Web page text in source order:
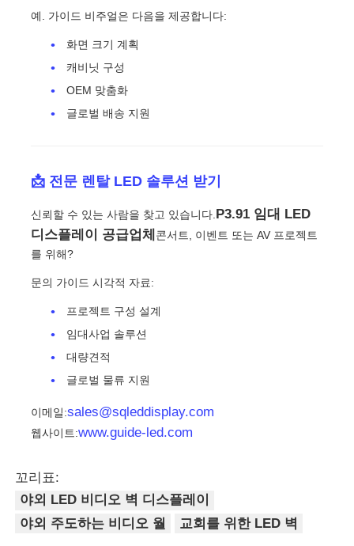
예. 가이드 비주얼은 다음을 제공합니다:
화면 크기 계획
캐비닛 구성
OEM 맞춤화
글로벌 배송 지원
📩 전문 렌탈 LED 솔루션 받기
신뢰할 수 있는 사람을 찾고 있습니다. P3.91 임대 LED
디스플레이 공급업체 콘서트, 이벤트 또는 AV 프로젝트
를 위해?
문의 가이드 시각적 자료:
프로젝트 구성 설계
임대사업 솔루션
대량견적
글로벌 물류 지원
이메일:sales@sqleddisplay.com
웹사이트:www.guide-led.com
꼬리표:
야외 LED 비디오 벽 디스플레이
야외 주도하는 비디오 월
교회를 위한 LED 벽